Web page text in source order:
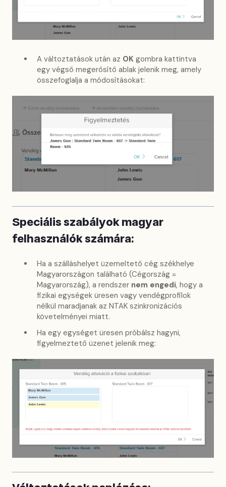
A változtatások után az OK gombra kattintva
egy végső megerősítő ablak jelenik meg, amely
összefoglalja a módosításokat:
Speciális szabályok magyar
felhasználók számára:
Ha a szálláshelyet üzemeltető cég székhelye
Magyarországon található (Cégország =
Magyarország), a rendszer nem engedi, hogy a
fizikai egységek üresen vagy vendégprofilok
nélkül maradjanak az NTAK szinkronizációs
követelményei miatt.
Ha egy egységet üresen próbálsz hagyni,
figyelmeztető üzenet jelenik meg: